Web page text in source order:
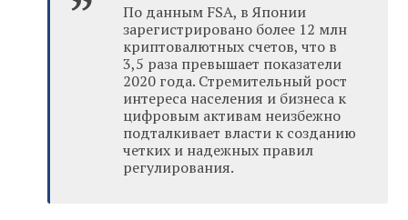
По данным FSA, в Японии
зарегистрировано более 12 млн
криптовалютных счетов, что в
3,5 раза превышает показатели
2020 года. Стремительный рост
интереса населения и бизнеса к
цифровым активам неизбежно
подталкивает власти к созданию
четких и надежных правил
регулирования.